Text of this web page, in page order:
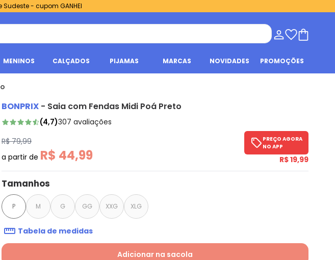
Sudeste - cupom GANHEI
MENINOS CALÇADOS PIJAMAS MARCAS NOVIDADES PROMOÇÕES
BONPRIX - Saia com Fendas Midi Poá Preto
(4,7)307 avaliações
R$ 79,99
a partir de R$ 44,99
PREÇO AGORA
NO APP
R$ 19,99
Tamanhos
P M G GG XXG XLG
Tabela de medidas
Adicionar na sacola